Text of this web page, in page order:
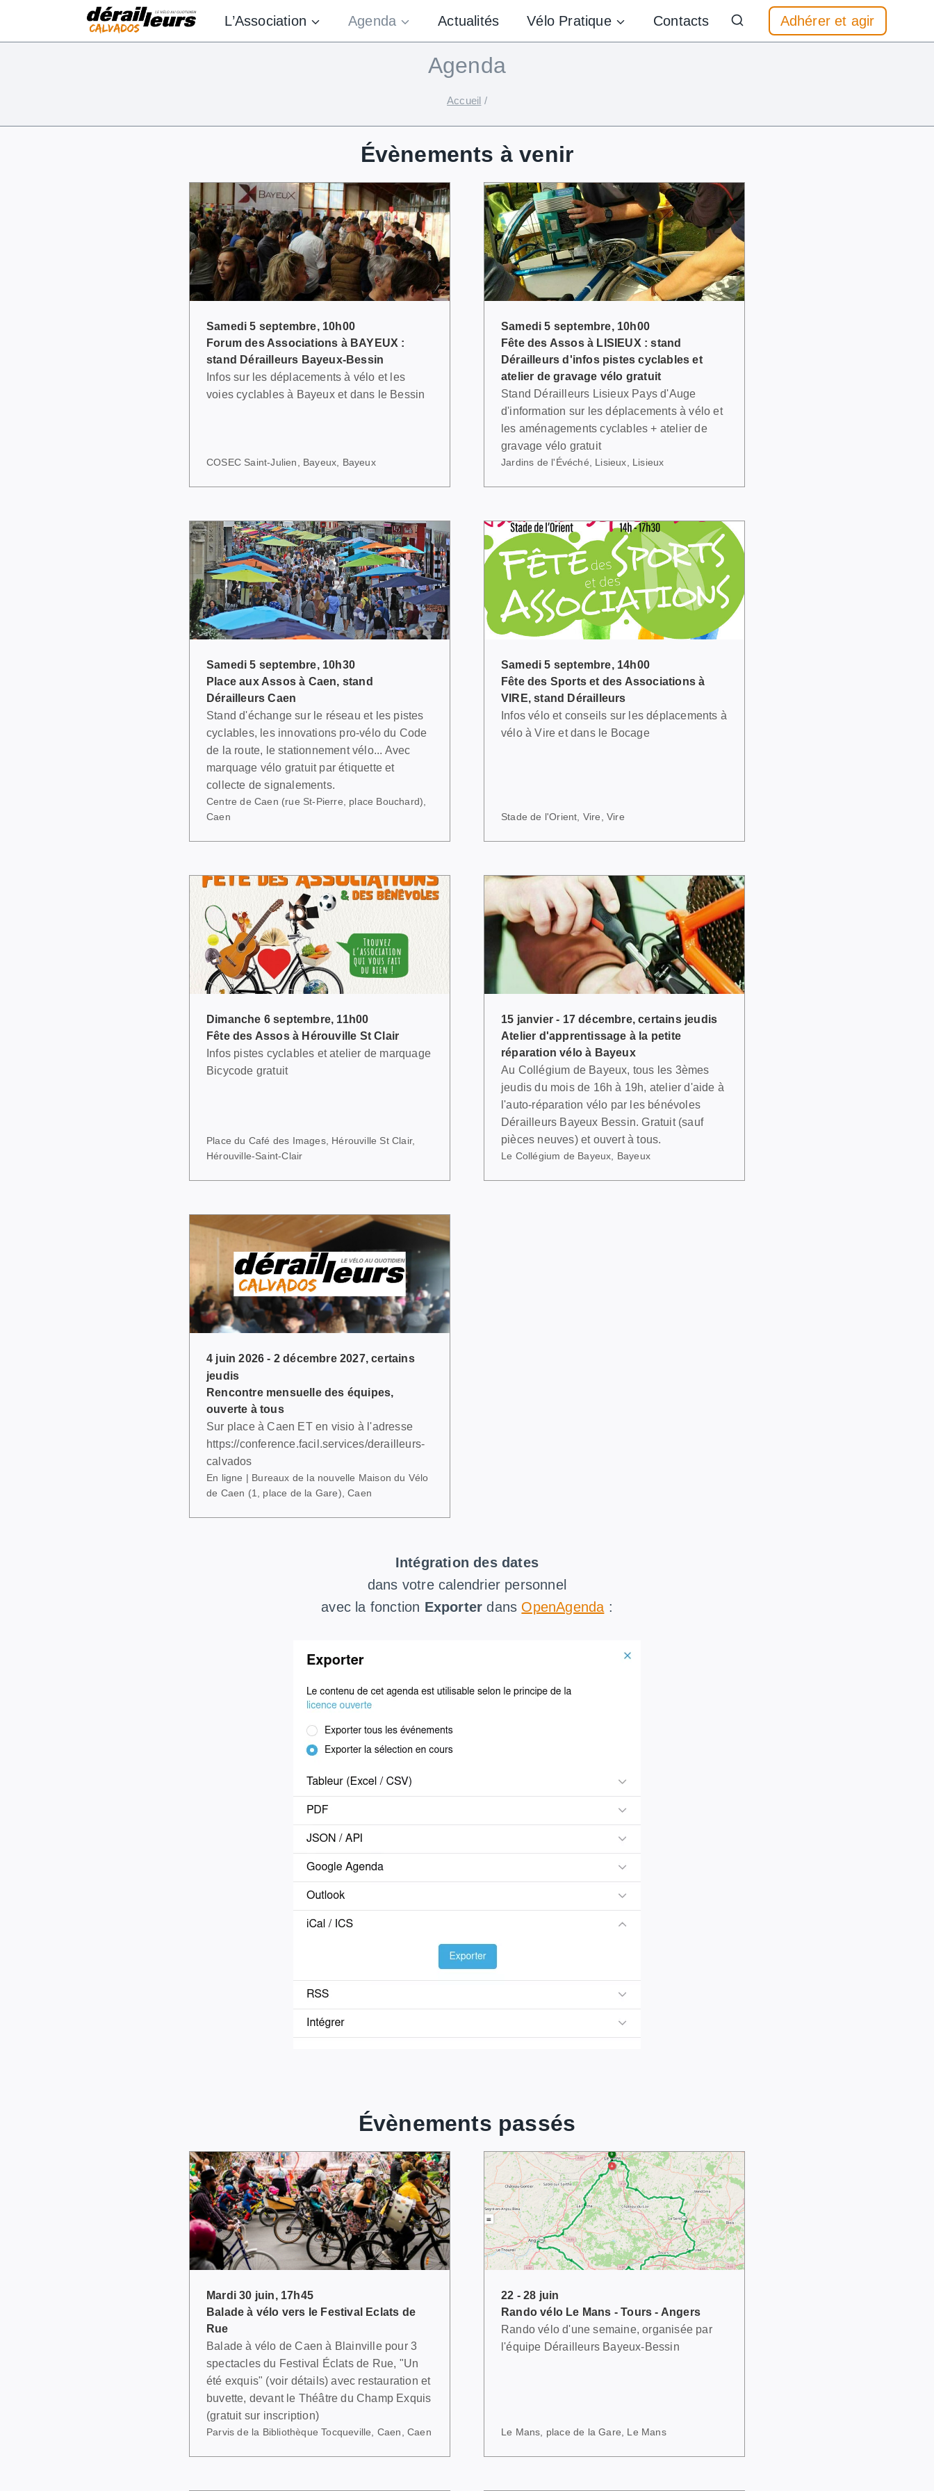
L’Association Agenda Actualités Vélo Pratique Contacts Adhérer et agir
Agenda
Accueil /
Évènements à venir
Samedi 5 septembre, 10h00
Forum des Associations à BAYEUX :
stand Dérailleurs Bayeux-Bessin
Infos sur les déplacements à vélo et les
voies cyclables à Bayeux et dans le Bessin
COSEC Saint-Julien, Bayeux, Bayeux
Samedi 5 septembre, 10h00
Fête des Assos à LISIEUX : stand
Dérailleurs d'infos pistes cyclables et
atelier de gravage vélo gratuit
Stand Dérailleurs Lisieux Pays d'Auge
d'information sur les déplacements à vélo et
les aménagements cyclables + atelier de
gravage vélo gratuit
Jardins de l'Évéché, Lisieux, Lisieux
Samedi 5 septembre, 10h30
Place aux Assos à Caen, stand
Dérailleurs Caen
Stand d'échange sur le réseau et les pistes
cyclables, les innovations pro-vélo du Code
de la route, le stationnement vélo... Avec
marquage vélo gratuit par étiquette et
collecte de signalements.
Centre de Caen (rue St-Pierre, place Bouchard),
Caen
Samedi 5 septembre, 14h00
Fête des Sports et des Associations à
VIRE, stand Dérailleurs
Infos vélo et conseils sur les déplacements à
vélo à Vire et dans le Bocage
Stade de l'Orient, Vire, Vire
Dimanche 6 septembre, 11h00
Fête des Assos à Hérouville St Clair
Infos pistes cyclables et atelier de marquage
Bicycode gratuit
Place du Café des Images, Hérouville St Clair,
Hérouville-Saint-Clair
15 janvier - 17 décembre, certains jeudis
Atelier d'apprentissage à la petite
réparation vélo à Bayeux
Au Collégium de Bayeux, tous les 3èmes
jeudis du mois de 16h à 19h, atelier d'aide à
l'auto-réparation vélo par les bénévoles
Dérailleurs Bayeux Bessin. Gratuit (sauf
pièces neuves) et ouvert à tous.
Le Collégium de Bayeux, Bayeux
4 juin 2026 - 2 décembre 2027, certains
jeudis
Rencontre mensuelle des équipes,
ouverte à tous
Sur place à Caen ET en visio à l'adresse
https://conference.facil.services/derailleurs-
calvados
En ligne | Bureaux de la nouvelle Maison du Vélo
de Caen (1, place de la Gare), Caen
Intégration des dates
dans votre calendrier personnel
avec la fonction Exporter dans OpenAgenda :
Évènements passés
Mardi 30 juin, 17h45
Balade à vélo vers le Festival Eclats de
Rue
Balade à vélo de Caen à Blainville pour 3
spectacles du Festival Éclats de Rue, "Un
été exquis" (voir détails) avec restauration et
buvette, devant le Théâtre du Champ Exquis
(gratuit sur inscription)
Parvis de la Bibliothèque Tocqueville, Caen, Caen
22 - 28 juin
Rando vélo Le Mans - Tours - Angers
Rando vélo d'une semaine, organisée par
l'équipe Dérailleurs Bayeux-Bessin
Le Mans, place de la Gare, Le Mans